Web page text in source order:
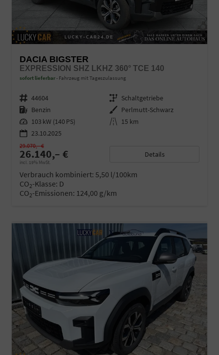
DACIA BIGSTER
EXPRESSION SHZ LKHZ 360° TCE 140
sofort lieferbar Fahrzeug mit Tageszulassung
Fahrzeugnr. 44604 Getriebe Schaltgetriebe
Kraftstoff Benzin Außenfarbe Perlmutt-Schwarz
Leistung 103 kW (140 PS) Kilometerstand 15 km
23.10.2025
26.140,– €
incl. 19% MwSt.
29.070,– €
Details
Verbrauch kombiniert: 5,50 l/100km
CO2-Klasse: D
CO2-Emissionen: 124,00 g/km